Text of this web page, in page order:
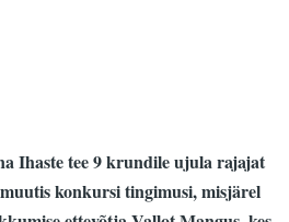
Ihaste tee 9 krundile ujula rajajat
konkursi tingimusi, misjärel